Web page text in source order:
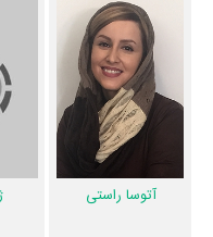
از پرسه در حوالی من پرداخته‌اند.
تاکنون در صفحه اختصاصی فیلم
توسط پژوهشگران و مردم ثبت
همچنین تاکنون در بخش‌های
فیلم پرسه در حوالی من، سوتی
آتوسا راستی